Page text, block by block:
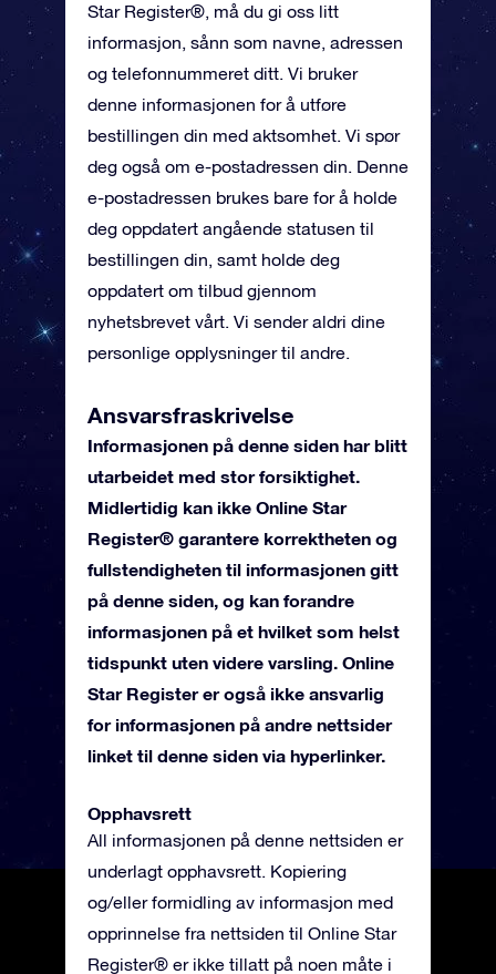
Star Register®, må du gi oss litt
informasjon, sånn som navne, adressen
og telefonnummeret ditt. Vi bruker
denne informasjonen for å utføre
bestillingen din med aktsomhet. Vi spør
deg også om e-postadressen din. Denne
e-postadressen brukes bare for å holde
deg oppdatert angående statusen til
bestillingen din, samt holde deg
oppdatert om tilbud gjennom
nyhetsbrevet vårt. Vi sender aldri dine
personlige opplysninger til andre.
Ansvarsfraskrivelse
Informasjonen på denne siden har blitt
utarbeidet med stor forsiktighet.
Midlertidig kan ikke Online Star
Register® garantere korrektheten og
fullstendigheten til informasjonen gitt
på denne siden, og kan forandre
informasjonen på et hvilket som helst
tidspunkt uten videre varsling. Online
Star Register er også ikke ansvarlig
for informasjonen på andre nettsider
linket til denne siden via hyperlinker.
Opphavsrett
All informasjonen på denne nettsiden er
underlagt opphavsrett. Kopiering
og/eller formidling av informasjon med
opprinnelse fra nettsiden til Online Star
Register® er ikke tillatt på noen måte i